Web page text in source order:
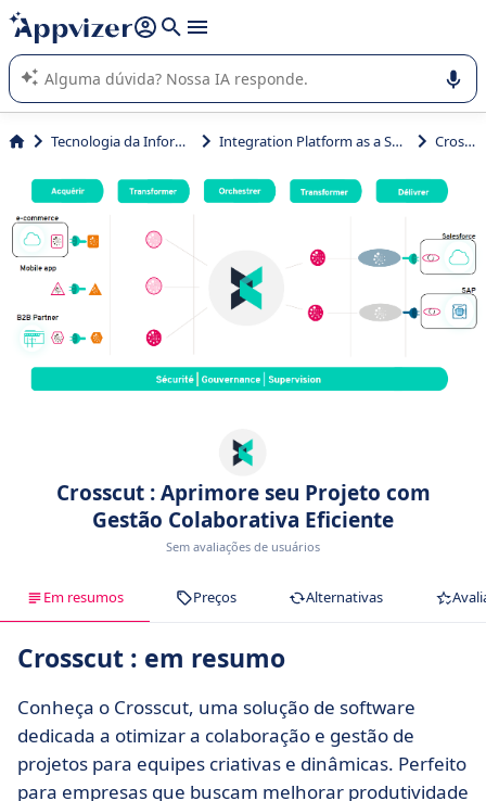
de nossa IA (várias linhas com
A IA do Appvizer o orienta no uso ou na seleção de software
SaaS para sua empresa.
Tecnologia da Informação (TI) Integration Platform as a Service (iPaaS) Crosscut
Crosscut : Aprimore seu Projeto com
Gestão Colaborativa Eficiente
Sem avaliações de usuários
Em resumos Preços Alternativas
Crosscut : em resumo
Conheça o Crosscut, uma solução de software
dedicada a otimizar a colaboração e gestão de
projetos para equipes criativas e dinâmicas. Perfeito
para empresas que buscam melhorar produtividade